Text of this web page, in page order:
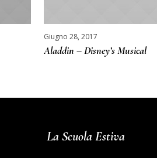
Giugno 28, 2017
Aladdin – Disney’s Musical
La Scuola Estiva